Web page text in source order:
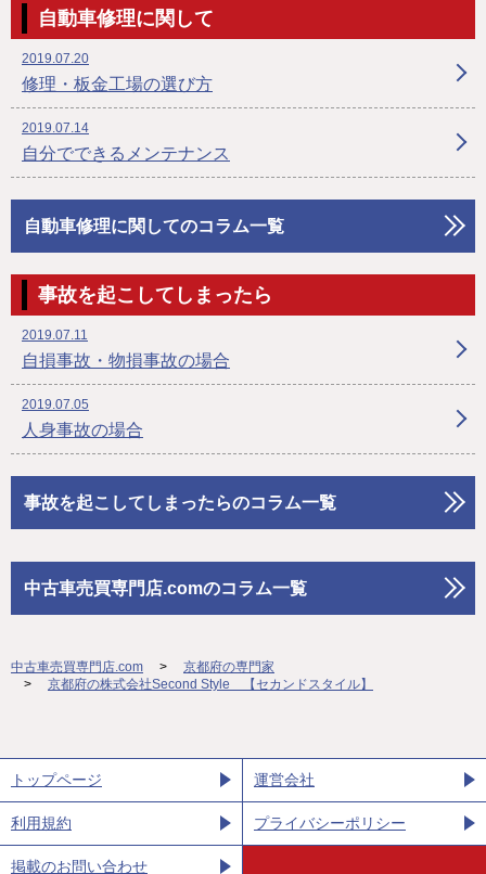
自動車修理に関して
2019.07.20
修理・板金工場の選び方
2019.07.14
自分でできるメンテナンス
自動車修理に関してのコラム一覧
事故を起こしてしまったら
2019.07.11
自損事故・物損事故の場合
2019.07.05
人身事故の場合
事故を起こしてしまったらのコラム一覧
中古車売買専門店.comのコラム一覧
中古車売買専門店.com
京都府の専門家
京都府の株式会社Second Style 【セカンドスタイル】
トップページ 運営会社
利用規約 プライバシーポリシー
掲載のお問い合わせ